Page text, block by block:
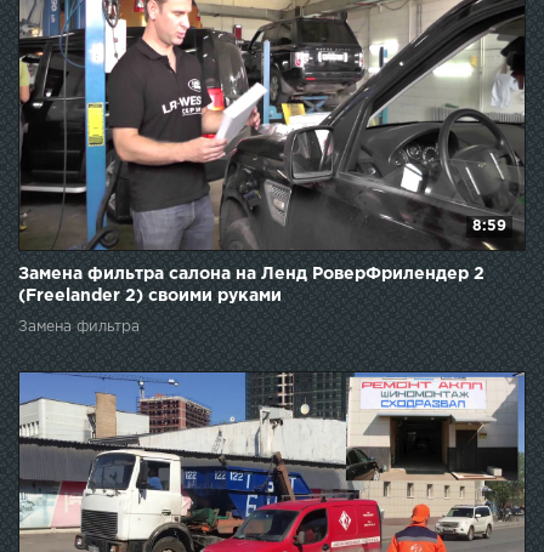
8:59
Замена фильтра салона на Ленд РоверФрилендер 2
(Freelander 2) своими руками
Замена фильтра